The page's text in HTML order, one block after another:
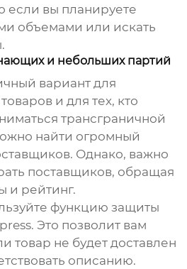
если вы планируете
объемами или искать
и небольших партий
вариант для
и для тех, кто
трансграничной
найти огромный
Однако, важно
поставщиков, обращая
и рейтинг.
функцию защиты
Это позволит вам
товар не будет доставлен
описанию.